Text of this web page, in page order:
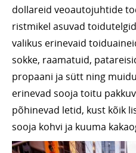
dollareid veoautojuhtide
ristmikel asuvad
valikus erinevaid
sokke, raamatuid,
propaani ja sütt ning
erinevad sooja toitu
põhinevad letid, kust kõik
sooja kohvi ja kuuma